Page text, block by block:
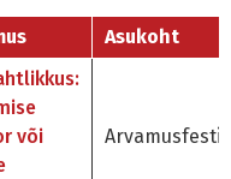
Asukoht
või